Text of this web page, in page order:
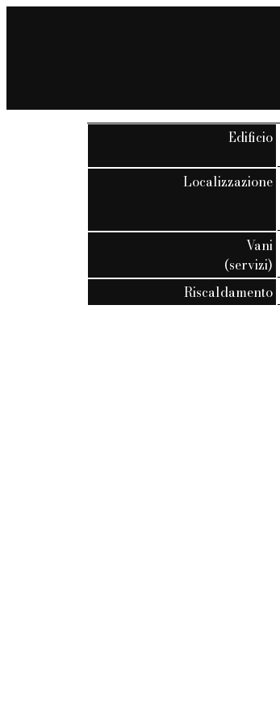
Edificio
Localizzazione
Vani
(servizi)
Riscaldamento